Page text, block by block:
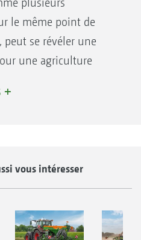
le biais de l’unité de
directement
rapide
le même point de
se révéler une
une agriculture
trémie pour une
+
vous intéresser